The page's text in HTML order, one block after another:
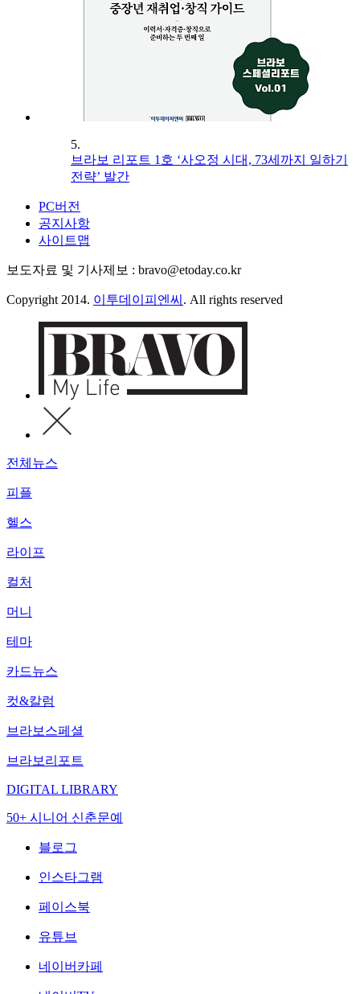
5.
브라보 리포트 1호 ‘사오정 시대, 73세까지 일하기
전략’ 발간
PC버전
공지사항
사이트맵
보도자료 및 기사제보 : bravo@etoday.co.kr
Copyright 2014. 이투데이피엔씨 . All rights reserved
전체뉴스
피플
헬스
라이프
컬처
머니
테마
카드뉴스
컷&칼럼
브라보스페셜
브라보리포트
DIGITAL LIBRARY
50+ 시니어 신춘문예
블로그
인스타그램
페이스북
유튜브
네이버카페